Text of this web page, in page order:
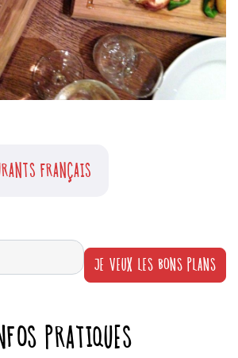
FRANÇAIS
JE VEUX LES BONS PLANS
PRATIQUES